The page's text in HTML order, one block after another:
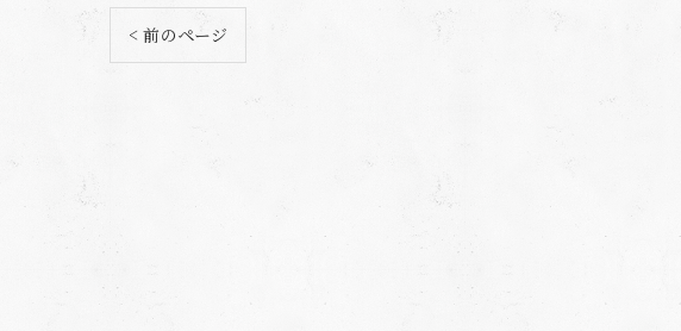
< 前のページ